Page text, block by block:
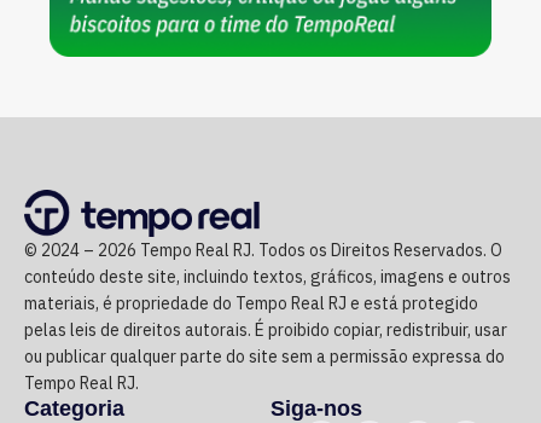
© 2024 – 2026 Tempo Real RJ. Todos os Direitos Reservados. O
conteúdo deste site, incluindo textos, gráficos, imagens e outros
materiais, é propriedade do Tempo Real RJ e está protegido
pelas leis de direitos autorais. É proibido copiar, redistribuir, usar
ou publicar qualquer parte do site sem a permissão expressa do
Tempo Real RJ.
Categoria Siga-nos